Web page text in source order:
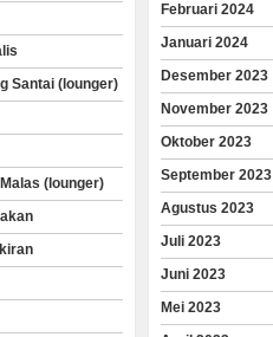
Santai (lounger)
(lounger)
Februari 2024
Januari 2024
Desember 2023
November 2023
Oktober 2023
September 2023
Agustus 2023
Juli 2023
Juni 2023
Mei 2023